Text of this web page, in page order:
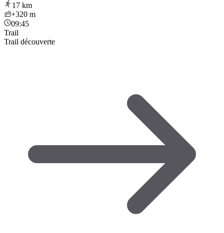
17 km
+320 m
09:45
Trail
Trail découverte